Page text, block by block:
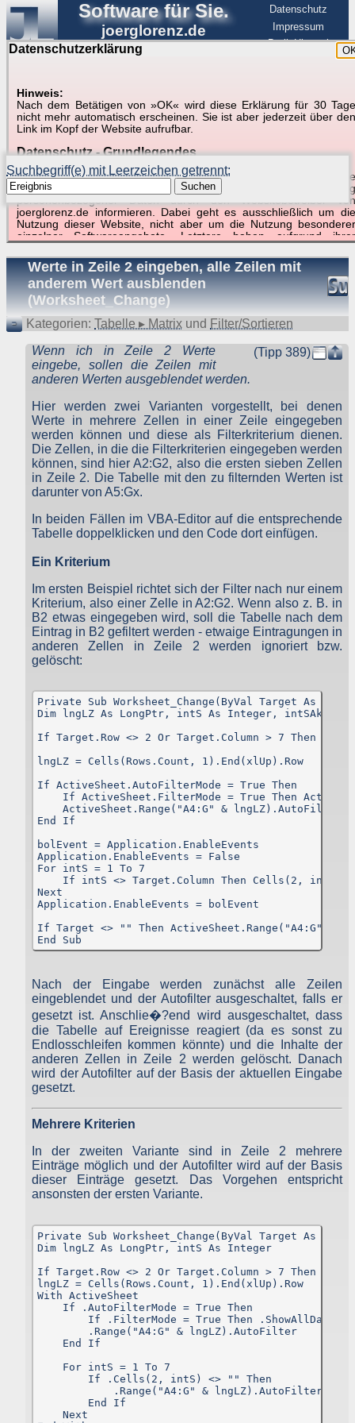
Datenschutzerklärung
Hinweis:
Nach dem Betätigen von »OK« wird diese Erklärung für 30 Tage
nicht mehr automatisch erscheinen. Sie ist aber jederzeit über den
Link im Kopf der Website aufrufbar.
Datenschutz - Grundlegendes
Diese Datenschutzerklärung soll die Nutzer dieser Website über die
Art, den Umfang und den Zweck der Erhebung und Verwendung
personenbezogener Daten durch den Websitebetreiber von
joerglorenz.de informieren. Dabei geht es ausschließlich um die
Nutzung dieser Website, nicht aber um die Nutzung besonderer
einzelner Softwareangebote. Letztere haben aufgrund ihrer
gespeichert werden müssen, die für das Funktionieren erforderlich
sind. Hier ist es wichtig, dass Sie selbst zum Testen dieser
Funktionen möglichst erfundene Daten verwenden. Ansonsten wird
auf die spezifischen Besonderheiten beim jeweiligen Angebot
gesondert hingewiesen.
Generell gilt: Wenn Sie ein Angebot bei den Add-Ins nutzen, bei
dem Daten übertragen werden, werden diese Daten auf dem
Server joerglorenz.de gespeichert. Dies erfolgt in MySQL-Tabellen,
Tabellen einer MySQL-Datenbank also. Diese Daten bleiben nur
zum Zweck der jeweiligen Funktion dort gespeichert, so dass Sie
oder von Ihnen angegebene Empfänger, Partner, Mitarbeiter usw.
diese Daten verwenden können. Eine weitere Nutzung dieser
Daten durch den Websitebetreiber oder andere Personen erfolgt
nicht.
Der Websitebetreiber nimmt Ihren Datenschutz sehr ernst und
behandelt Ihre personenbezogenen Daten vertraulich und
entsprechend der gesetzlichen Vorschriften. Da durch neue
Technologien und die ständige Weiterentwicklung dieser Webseite
Änderungen an dieser Datenschutzerklärung vorgenommen
Datenschutzerklärung in regelmäßigen Abständen wieder
durchzulesen.
Definitionen der verwendeten Begriffe (z.B. “personenbezogene
Daten” oder “Verarbeitung”) finden Sie in Art. 4 DSGVO.
Zugriffsdaten
Wir, der Websitebetreiber bzw. Seitenprovider, erheben aufgrund
unseres berechtigten Interesses (s. Art. 6 Abs. 1 lit. f. DSGVO)
Daten über Zugriffe auf die Website und speichern diese als
„Server-Logfiles“ auf dem Server der Website ab. Folgende Daten
Besuchte Website und besuchte Webseite
Uhrzeit zum Zeitpunkt des Zugriffes
Menge der gesendeten Daten in Byte
Quelle/Verweis, von welchem Sie auf die Seite gelangten
Verwendeter Browser
Verwendetes Betriebssystem
Verwendete IP-Adresse
Die Server-Logfiles werden für einige Zeit gespeichert und
anschließend gelöscht. Dies liegt in der Zuständigkeit des Providers
Strato AG, der Websitebetreiber nutzt diese Daten nicht. Strato
DSGVO und Log-Daten: Welche Daten wir von Deinen Website-
Besuchern erheben und warum
Datenschutzinformation
Der Websitebetreiber zeichnet die o. g. Daten selbst auf und
speichert sie für einige Zeit - aus Sicherheitsgründen um Angriffe
zu erkennen, um z. B. Missbrauchsfälle aufklären zu können und
zur Qualitätssicherung um festzustellen, welche Seiten von wo wie
oft aufgerufen werden. Müssen Daten aus Beweisgründen
aufgehoben werden, sind sie solange von der Löschung
Reichweitenmessung & Cookies
Eine Reichweitenmessung in diesem Sinne erfolgt durch den
Websitebetreiber nicht, es werden nur die Aufrufzahlen der Website
und der Webseiten auf der Basis der Logfiles ohne direkte
Verbindung zu Besuchern ausgewertet.
Bei Cookies handelt es sich um kleine Dateien, welche auf Ihrem
Endgerät gespeichert werden. Ihr Browser greift auf diese Dateien
Diese Website verwendet ausschließlich einen Cookie mit einer ID
Besuch der Website durch die einzelnen Seiten identifiziert werden
können. Andere Daten als die ID sind nicht enthalten; der Cookie
verfällt sofort mit dem Beenden der Browsersitzung. Benötigt wird
der Cookie allerdings auch nur, wenn Sie dem Anbieter per
Kontaktformular eine Nachricht senden. So müssen Sie bei einem
Sie diese Datenschutzerklärung gesehen haben, damit diese
Erklärung, dass dieser Cookie gespeichert wird, nicht bei jedem
Aufruf der Website erscheint.
Gängige Browser bieten die Einstellungsoption, Cookies nicht
zuzulassen.
Hinweis: Es ist nicht gewährleistet, dass Sie auf alle Funktionen
dieser Website ohne Einschränkungen zugreifen können, wenn Sie
entsprechende Einstellungen vornehmen. Wenn Sie dem Anbieter
keine Nachricht senden und damit leben können, dass die
Datenschutzerklärung bei jedem Aufruf der Website erscheint,
merkt man das Fehlen der Cookies sonst aber auch nicht.
Erfassung und Verarbeitung personenbezogener Daten
Software für Sie.
joerglorenz.de
Datenschutz
Impressum
BerlinHimmel
Suche in Beispielen und Tipps zu Excel und
VBA
Suchbegriff(e) mit Leerzeichen getrennt:
Suchen
Suchergebnisse (1 Treffer, 1 Begriff)
Werte in Zeile 2 eingeben, alle Zeilen mit
anderem Wert ausblenden
(Worksheet_Change)
Kategorien: Tabelle ▸ Matrix und Filter/Sortieren
(Tipp 389)
Wenn ich in Zeile 2 Werte
eingebe, sollen die Zeilen mit
anderen Werten ausgeblendet werden.
Hier werden zwei Varianten vorgestellt, bei denen
Werte in mehrere Zellen in einer Zeile eingegeben
werden können und diese als Filterkriterium dienen.
Die Zellen, in die die Filterkriterien eingegeben werden
können, sind hier A2:G2, also die ersten sieben Zellen
in Zeile 2. Die Tabelle mit den zu filternden Werten ist
darunter von A5:Gx.
In beiden Fällen im VBA-Editor auf die entsprechende
Tabelle doppelklicken und den Code dort einfügen.
Ein Kriterium
Im ersten Beispiel richtet sich der Filter nach nur einem
Kriterium, also einer Zelle in A2:G2. Wenn also z. B. in
B2 etwas eingegeben wird, soll die Tabelle nach dem
Eintrag in B2 gefiltert werden - etwaige Eintragungen in
anderen Zellen in Zeile 2 werden ignoriert bzw.
gelöscht:
Private Sub Worksheet_Change(ByVal Target As
Dim lngLZ As LongPtr, intS As Integer, intSAkt As
If Target.Row <> 2 Or Target.Column > 7 Then Exit
lngLZ = Cells(Rows.Count, 1).End(xlUp).Row
If ActiveSheet.AutoFilterMode = True Then
If ActiveSheet.FilterMode = True Then
    ActiveSheet.Range("A4:G" & lngLZ).AutoFilter
End If
bolEvent = Application.EnableEvents
Application.EnableEvents = False
For intS = 1 To 7
If intS <> Target.Column Then Cells(2,
Next
Application.EnableEvents = bolEvent
If Target <> "" Then ActiveSheet.Range("A4:G" &
End Sub
Nach der Eingabe werden zunächst alle Zeilen
eingeblendet und der Autofilter ausgeschaltet, falls er
gesetzt ist. Anschlie�?end wird ausgeschaltet, dass
die Tabelle auf Ereignisse reagiert (da es sonst zu
Endlosschleifen kommen könnte) und die Inhalte der
anderen Zellen in Zeile 2 werden gelöscht. Danach
wird der Autofilter auf der Basis der aktuellen Eingabe
gesetzt.
Mehrere Kriterien
In der zweiten Variante sind in Zeile 2 mehrere
Einträge möglich und der Autofilter wird auf der Basis
dieser Einträge gesetzt. Das Vorgehen entspricht
ansonsten der ersten Variante.
Private Sub Worksheet_Change(ByVal Target As
Dim lngLZ As LongPtr, intS As Integer
If Target.Row <> 2 Or Target.Column > 7 Then Exit
lngLZ = Cells(Rows.Count, 1).End(xlUp).Row
With ActiveSheet
    If .AutoFilterMode = True Then
        If .FilterMode = True Then .ShowAllData
        .Range("A4:G" & lngLZ).AutoFilter
    End If
    For intS = 1 To 7
        If .Cells(2, intS) <> "" Then
.Range("A4:G" & lngLZ).AutoFilter
        End If
    Next